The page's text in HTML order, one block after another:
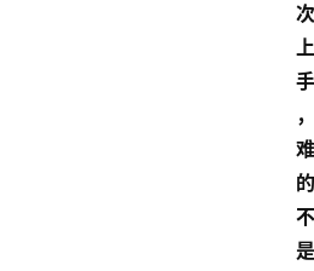
次
上
手
，
难
的
不
是